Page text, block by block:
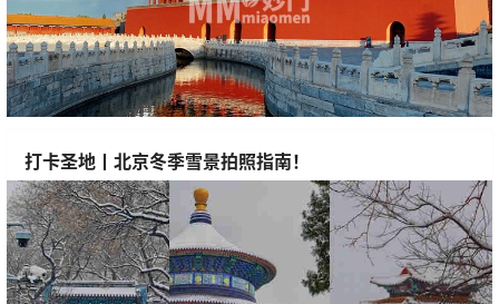
打卡圣地丨北京冬季雪景拍照指南！